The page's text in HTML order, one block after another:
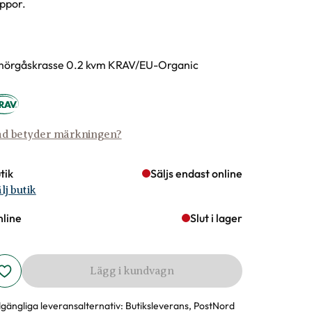
0.2 kvm KRAV/EU-Organic
betyder märkningen?
Säljs endast online
butik
Slut i lager
Lägg i kundvagn
leveransalternativ: Butiksleverans, PostNord